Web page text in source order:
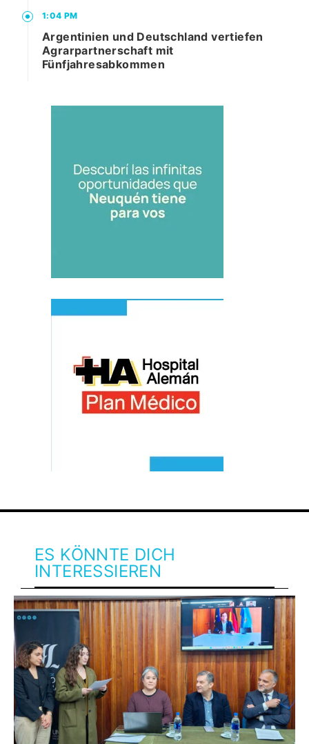
1:04 PM
Argentinien und Deutschland vertiefen
Agrarpartnerschaft mit
Fünfjahresabkommen
ES KÖNNTE DICH
INTERESSIEREN